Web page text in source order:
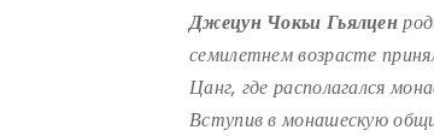
Джецун Чокьи Гьялцен
семилетнем возрасте
Цанг, где располагался
Вступив в монашескую